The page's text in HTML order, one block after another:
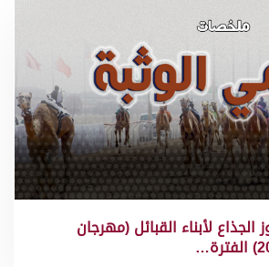
لأبناء القبائل (مهرجان